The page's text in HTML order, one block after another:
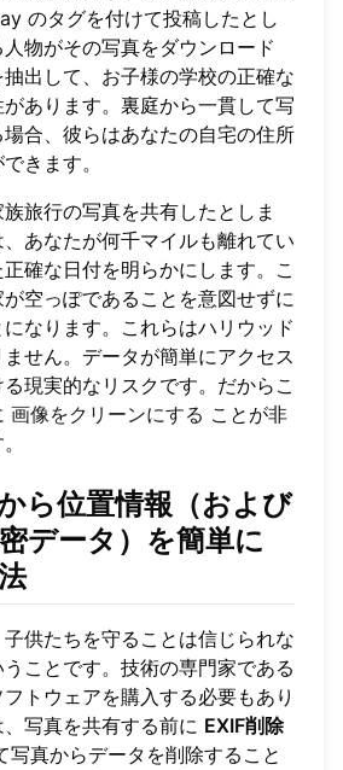
のタグを付けて投稿したとし
物がその写真をダウンロード
抽出して、お子様の学校の正確な
あります。裏庭から一貫して写
合、彼らはあなたの自宅の住所
きます。
旅行の写真を共有したとしま
あなたが何千マイルも離れてい
確な日付を明らかにします。こ
空っぽであることを意図せずに
なります。これらはハリウッド
せん。データが簡単にアクセス
現実的なリスクです。だからこ
画像をクリーンにする ことが非
ら位置情報（および
データ）を簡単に
供たちを守ることは信じられな
ことです。技術の専門家である
トウェアを購入する必要もあり
写真を共有する前に EXIF削除
真からデータを削除すること